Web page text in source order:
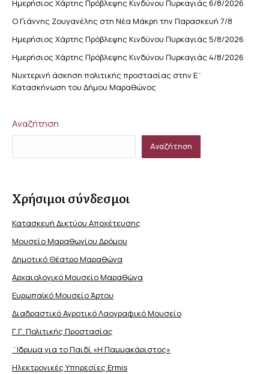
Ημερήσιος Χάρτης Πρόβλεψης Κινδύνου Πυρκαγιάς 6/8/2026
Ο Γιάννης Ζουγανέλης στη Νέα Μάκρη την Παρασκευή 7/8
Ημερήσιος Χάρτης Πρόβλεψης Κινδύνου Πυρκαγιάς 5/8/2026
Ημερήσιος Χάρτης Πρόβλεψης Κινδύνου Πυρκαγιάς 4/8/2026
Νυχτερινή άσκηση πολιτικής προστασίας στην Ε΄
Κατασκήνωση του Δήμου Μαραθώνος
Αναζήτηση
Αναζήτηση
Χρήσιμοι σύνδεσμοι
Κατασκευή Δικτύου Αποχέτευσης
Μουσείο Μαραθωνίου Δρόμου
Δημοτικό Θέατρο Μαραθώνα
Αρχαιολογικό Μουσείο Μαραθώνα
Ευρωπαϊκό Μουσείο Άρτου
Διαδραστικό Αγροτικό Λαογραφικό Μουσείο
Γ.Γ. Πολιτικής Προστασίας
΄Ιδρυμα για το Παιδί «Η Παμμακάριστος»
Ηλεκτρονικές Υπηρεσίες Ermis